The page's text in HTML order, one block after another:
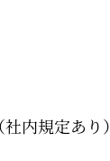
定あり）